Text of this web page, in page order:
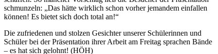
schmunzeln: „Das hätte wirklich schon vorher jemandem einfallen
können! Es bietet sich doch total an!“
Die zufriedenen und stolzen Gesichter unserer Schülerinnen und
Schüler bei der Präsentation ihrer Arbeit am Freitag sprachen Bände
– es hat sich gelohnt! (HÖH)